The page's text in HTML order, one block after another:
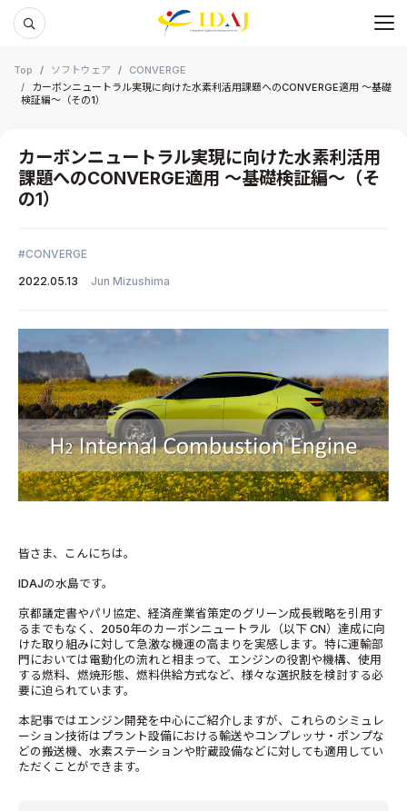
メ
Top ソフトウェア
CONVERGE
カーボンニュートラル実現に向けた水素利活用課題へのCONVERGE適用 ～基礎
検証編～（その1）
カーボンニュートラル実現に向けた水素利活用
課題へのCONVERGE適用 ～基礎検証編～（そ
の1）
CONVERGE
2022.05.13
Jun Mizushima
皆さま、こんにちは。
IDAJの水島です。
京都議定書やパリ協定、経済産業省策定のグリーン成長戦略を引用す
るまでもなく、 2050年のカーボンニュートラル（以下 CN）達成に向
けた取り組みに対して急激な機運の高まりを実感します。特に運輸部
門においては電動化の流れと相まって、エンジンの役割や機構、使用
する燃料、燃焼形態、燃料供給方式など、様々な選択肢を検討する必
要に迫られています。
本記事ではエンジン開発を中心にご紹介しますが、これらのシミュレ
ーション技術はプラント設備における輸送やコンプレッサ・ポンプな
どの搬送機、水素ステーションや貯蔵設備などに対しても適用してい
ただくことができます。